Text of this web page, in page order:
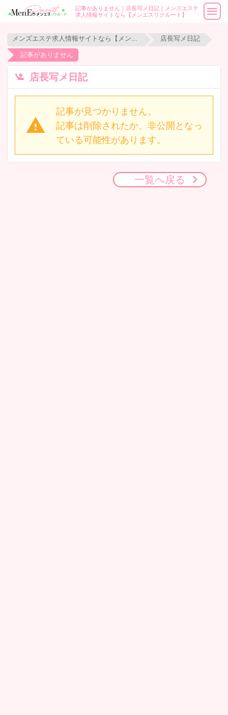
記事がありません｜店長写メ日記｜メンズエステ
求人情報サイトなら【メンエスリクルート】
店長写メ日記
記事がありません
店長写メ日記
記事が見つかりません。
記事は削除されたか、非公開となっ
ている可能性があります。
一覧へ戻る